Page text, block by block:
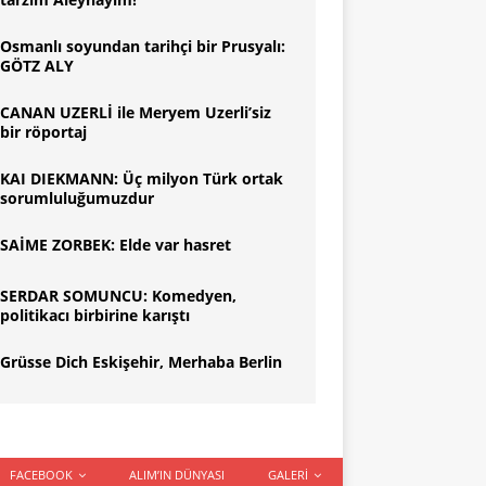
Osmanlı soyundan tarihçi bir Prusyalı:
GÖTZ ALY
CANAN UZERLİ ile Meryem Uzerli’siz
bir röportaj
KAI DIEKMANN: Üç milyon Türk ortak
sorumluluğumuzdur
SAİME ZORBEK: Elde var hasret
SERDAR SOMUNCU: Komedyen,
politikacı birbirine karıştı
Grüsse Dich Eskişehir, Merhaba Berlin
FACEBOOK ALIM’IN DÜNYASI GALERI